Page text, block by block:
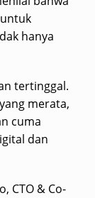
hanya
tertinggal.
merata,
cuma
dan
CTO & Co-